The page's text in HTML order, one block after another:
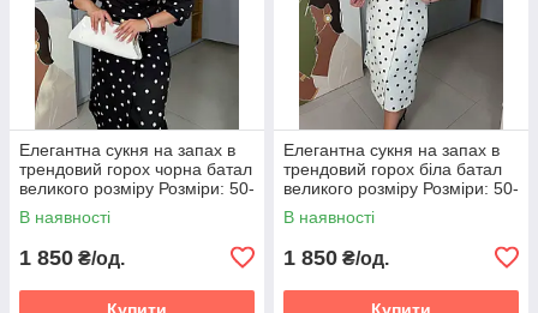
Елегантна сукня на запах в
трендовий горох чорна батал
великого розміру Розміри: 50-
52, 54-56, 58-60
В наявності
1 850 ₴/од.
Елегантна сукня на запах в
трендовий горох біла батал
великого розміру Розміри: 50-
52, 54-56, 58-60
В наявності
1 850 ₴/од.